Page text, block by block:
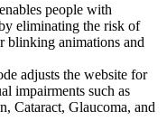
people with
eliminating the risk of
blinking animations and
adjusts the website for
impairments such as
Cataract, Glaucoma, and